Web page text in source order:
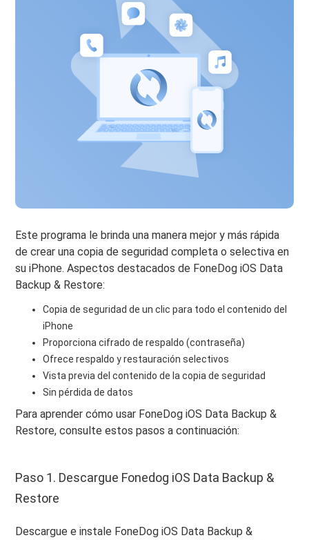
Este programa le brinda una manera mejor y más rápida
de crear una copia de seguridad completa o selectiva en
su iPhone. Aspectos destacados de FoneDog iOS Data
Backup & Restore:
Copia de seguridad de un clic para todo el contenido del
iPhone
Proporciona cifrado de respaldo (contraseña)
Ofrece respaldo y restauración selectivos
Vista previa del contenido de la copia de seguridad
Sin pérdida de datos
Para aprender cómo usar FoneDog iOS Data Backup &
Restore, consulte estos pasos a continuación:
Paso 1. Descargue Fonedog iOS Data Backup &
Restore
Descargue e instale FoneDog iOS Data Backup &